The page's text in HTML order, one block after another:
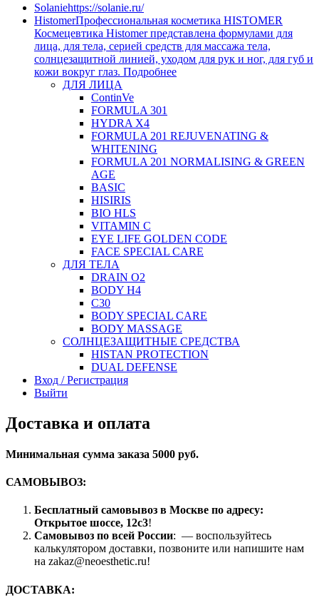
Solaniehttps://solanie.ru/
HistomerПрофессиональная косметика HISTOMER
Космецевтика Histomer представлена формулами для
лица, для тела, серией средств для массажа тела,
солнцезащитной линией, уходом для рук и ног, для губ и
кожи вокруг глаз. Подробнее
ДЛЯ ЛИЦА
ContinVe
FORMULA 301
HYDRA X4
FORMULA 201 REJUVENATING &
WHITENING
FORMULA 201 NORMALISING & GREEN
AGE
BASIC
HISIRIS
BIO HLS
VITAMIN C
EYE LIFE GOLDEN CODE
FACE SPECIAL CARE
ДЛЯ ТЕЛА
DRAIN O2
BODY H4
C30
BODY SPECIAL CARE
BODY MASSAGE
СОЛНЦЕЗАЩИТНЫЕ СРЕДСТВА
HISTAN PROTECTION
DUAL DEFENSE
Вход / Регистрация
Выйти
Доставка и оплата
Минимальная сумма заказа 5000 руб.
САМОВЫВОЗ:
Бесплатный самовывоз в Москве по адресу:
Открытое шоссе, 12с3!
Самовывоз по всей России: — воспользуйтесь
калькулятором доставки, позвоните или напишите нам
на zakaz@neoesthetic.ru!
ДОСТАВКА: